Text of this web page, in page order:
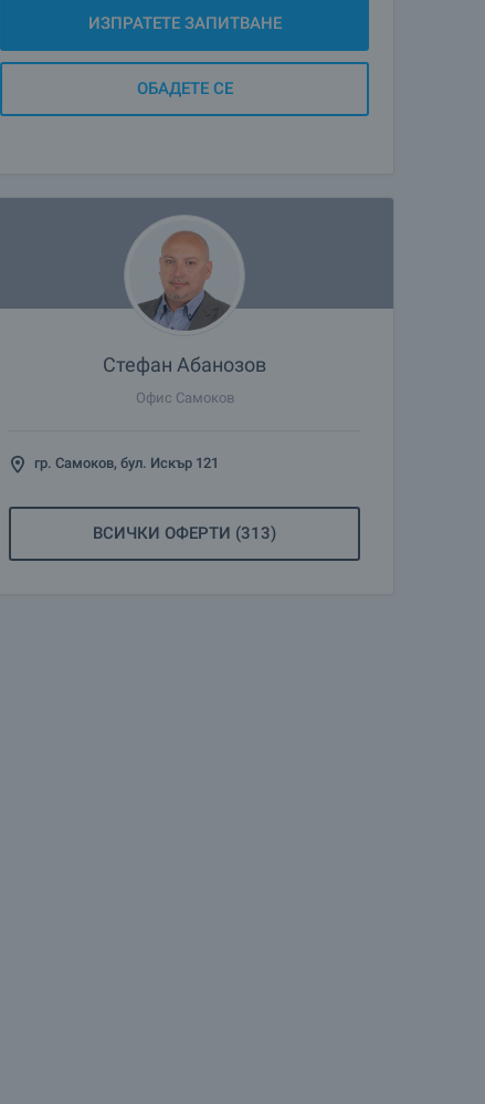
ИЗПРАТЕТЕ ЗАПИТВАНЕ
ОБАДЕТЕ СЕ
Стефан Абанозов
Офис Самоков
гр. Самоков, бул. Искър 121
ВСИЧКИ ОФЕРТИ (313)